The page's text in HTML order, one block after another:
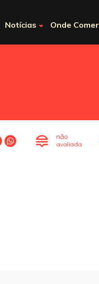
Notícias Onde Comer
não
avaliada